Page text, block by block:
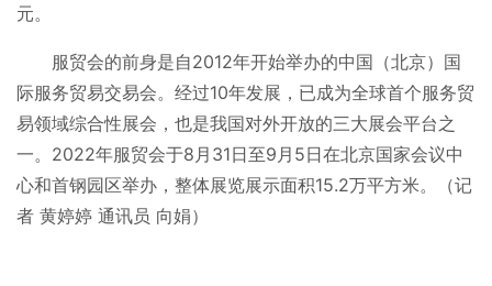
元。
服贸会的前身是自2012年开始举办的中国（北京）国
际服务贸易交易会。经过10年发展，已成为全球首个服务贸
易领域综合性展会，也是我国对外开放的三大展会平台之
一。2022年服贸会于8月31日至9月5日在北京国家会议中
心和首钢园区举办，整体展览展示面积15.2万平方米。（记
者 黄婷婷 通讯员 向娟）